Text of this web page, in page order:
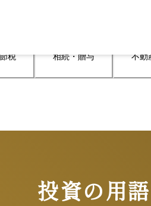
節税 相続・贈与 不動
投資の用